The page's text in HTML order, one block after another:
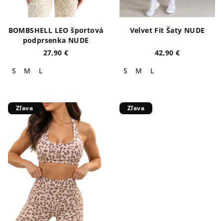
BOMBSHELL LEO športová
podprsenka NUDE
27,90 €
S
M L
Velvet Fit Šaty NUDE
42,90 €
S
M L
Zľava Zľava